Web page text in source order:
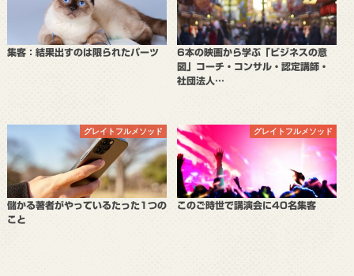
集客：結果出すのは限られたパーツ
6本の映画から学ぶ「ビジネスの意
図」コーチ・コンサル・認定講師・
社団法人…
グレイトフルメソッド
儲かる著者がやっているたった1つの
こと
グレイトフルメソッド
このご時世で講演会に40名集客